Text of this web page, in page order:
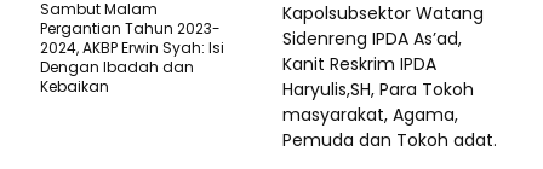
Kapolsubsektor Watang
Sidenreng IPDA As’ad,
Kanit Reskrim IPDA
Haryulis,SH, Para Tokoh
masyarakat, Agama,
Pemuda dan Tokoh adat.
Sambut Malam
Pergantian Tahun 2023-
2024, AKBP Erwin Syah: Isi
Dengan Ibadah dan
Kebaikan